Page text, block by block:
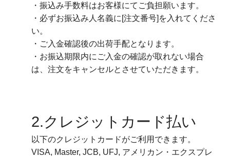
・振込み手数料はお客様にてご負担願います。
・必ずお振込み人名義に[注文番号]を入れてくださ
い。
・ご入金確認後の出荷手配となります。
・お振込期限内にご入金の確認が取れない場合
は、注文をキャンセルとさせていただきます。
2.クレジットカード払い
以下のクレジットカードがご利用できます。
VISA, Master, JCB, UFJ, アメリカン・エクスプレ